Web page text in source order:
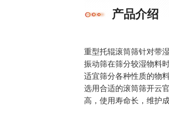
产品介绍
重型托辊滚筒筛针对带
振动筛在筛分较湿物料
适宜筛分各种性质的物
选用合适的滚筒筛开云
高，使用寿命长，维护成